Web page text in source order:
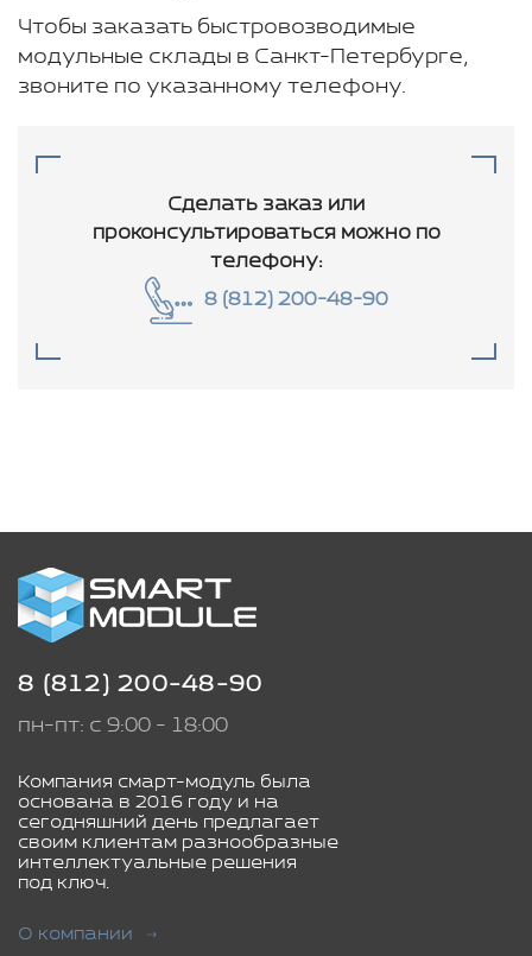
Чтобы заказать быстровозводимые
модульные склады в Санкт-Петербурге,
звоните по указанному телефону.
Сделать заказ или
проконсультироватьсяможно по
телефону:
8 (812) 200-48-90
8 (812) 200-48-90
пн-пт: с 9:00 - 18:00
Компания смарт-модуль была
основана в 2016 году и на
сегодняшний день предлагает
своим клиентам разнообразные
интеллектуальные решения
под ключ.
О компании